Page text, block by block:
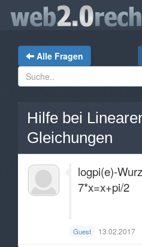
Alle Fragen
Hilfe bei
Gleichungen
logpi(e)-
7*x=x+pi/2
Guest 13.02.2017